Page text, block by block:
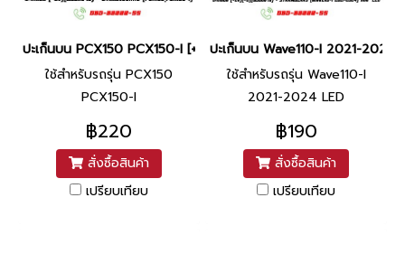
ปะเก็นบน PCX150 PCX150-I [+2V][พร้อมยาง] ยี่ห้อ Strawberry
ใช้สำหรับรถรุ่น PCX150
PCX150-I
฿220
สั่งซื้อสินค้า
เปรียบเทียบ
ปะเก็นบน Wave110-I 2021-
ใช้สำหรับรถรุ่น Wave110-I
2021-2024 LED
฿190
สั่งซื้อสินค้า
เปรียบเทียบ